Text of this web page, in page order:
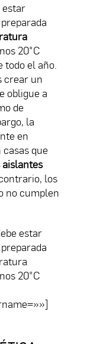
estar
20°C
el año.
crear un
obligue a
de
la
en
que
los
no cumplen
estar
20°C